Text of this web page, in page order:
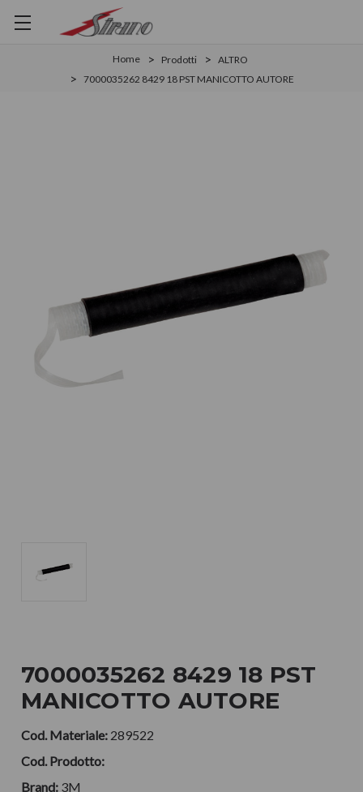
Home Prodotti
ALTRO
7000035262 8429 18 PST MANICOTTO AUTORE
7000035262 8429 18 PST
MANICOTTO AUTORE
Cod. Materiale: 289522
Cod. Prodotto:
Brand: 3M